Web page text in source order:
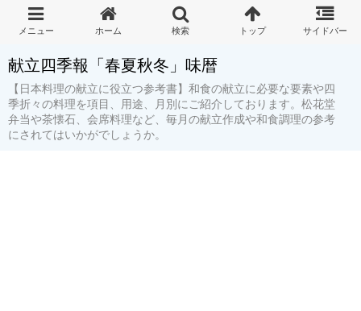
献立四季報「春夏秋冬」味暦
【日本料理の献立に役立つ参考書】和食の献立に必要な要素や四
季折々の料理を項目、用途、月別にご紹介しております。松花堂
弁当や茶懐石、会席料理など、毎月の献立作成や和食調理の参考
にされてはいかがでしょうか。